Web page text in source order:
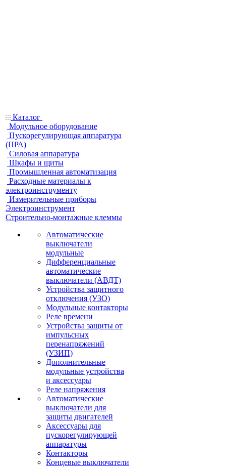
Каталог
Модульное оборудование
Пускорегулирующая аппаратура
(ПРА)
Силовая аппаратура
Шкафы и щиты
Промышленная автоматизация
Расходные материалы к
электроинструменту
Измерительные приборы
Электроинструмент
Строительно-монтажные клеммы
Автоматические
выключатели
модульные
Дифференциальные
автоматические
выключатели (АВДТ)
Устройства защитного
отключения (УЗО)
Модульные контакторы
Реле времени
Устройства защиты от
импульсных
перенапряжений
(УЗИП)
Дополнительные
модульные устройства
и аксессуары
Реле напряжения
Автоматические
выключатели для
защиты двигателей
Аксессуары для
пускорегулирующей
аппаратуры
Контакторы
Концевые выключатели